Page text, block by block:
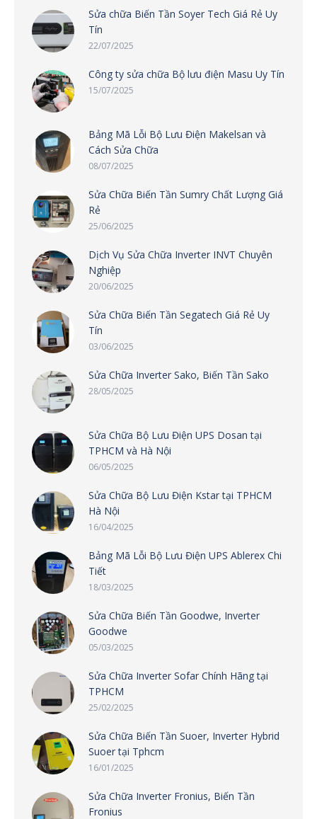
Sửa chữa Biến Tần Soyer Tech Giá Rẻ Uy
Tín
22/07/2025
Công ty sửa chữa Bộ lưu điện Masu Uy Tín
15/07/2025
Bảng Mã Lỗi Bộ Lưu Điện Makelsan và
Cách Sửa Chữa
08/07/2025
Sửa Chữa Biến Tần Sumry Chất Lượng Giá
Rẻ
25/06/2025
Dịch Vụ Sửa Chữa Inverter INVT Chuyên
Nghiệp
20/06/2025
Sửa Chữa Biến Tần Segatech Giá Rẻ Uy
Tín
03/06/2025
Sửa Chữa Inverter Sako, Biến Tần Sako
28/05/2025
Sửa Chữa Bộ Lưu Điện UPS Dosan tại
TPHCM và Hà Nội
06/05/2025
Sửa Chữa Bộ Lưu Điện Kstar tại TPHCM
Hà Nội
16/04/2025
Bảng Mã Lỗi Bộ Lưu Điện UPS Ablerex Chi
Tiết
18/03/2025
Sửa Chữa Biến Tần Goodwe, Inverter
Goodwe
05/03/2025
Sửa Chữa Inverter Sofar Chính Hãng tại
TPHCM
25/02/2025
Sửa Chữa Biến Tần Suoer, Inverter Hybrid
Suoer tại Tphcm
16/01/2025
Sửa Chữa Inverter Fronius, Biến Tần
Fronius